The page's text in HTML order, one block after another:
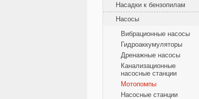
Насадки к бензопилам
Насосы
Вибрационные насосы
Гидроаккумуляторы
Дренажные насосы
Канализационные
насосные станции
Мотопомпы
Насосные станции